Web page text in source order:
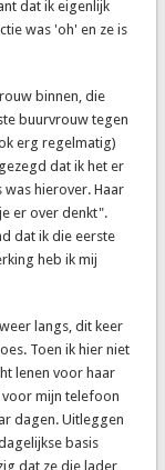
dat ik eigenlijk
was 'oh' en ze is
binnen, die
buurvrouw tegen
erg regelmatig)
dat ik het er
hierover. Haar
er over denkt".
dat ik die eerste
heb ik mij
langs, dit keer
Toen ik hier niet
lenen voor haar
voor mijn telefoon
dagen. Uitleggen
basis
dat ze die lader